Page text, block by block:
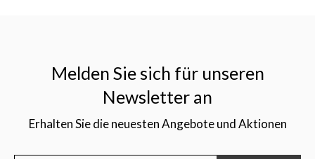
Melden Sie sich für unseren
Newsletter an
Erhalten Sie die neuesten Angebote und Aktionen